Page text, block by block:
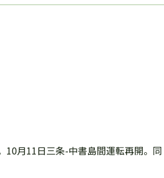
10月11日三条-中書島間運転再開。同